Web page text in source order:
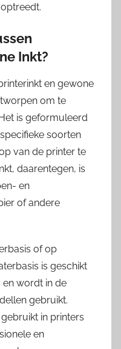
Inkt?
en gewone
om te
is geformuleerd
soorten
van de printer te
daarentegen, is
en
of andere
of op
is geschikt
wordt in de
gebruikt.
in printers
en